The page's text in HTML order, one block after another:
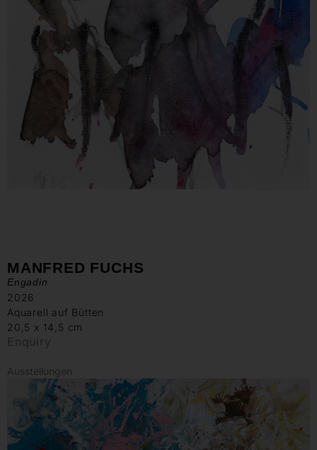
MANFRED FUCHS
Engadin
2026
Aquarell auf Bütten
20,5 x 14,5 cm
Enquiry
Ausstellungen